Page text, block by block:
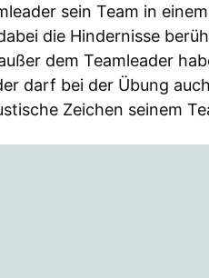
sein Team in
die Hindernisse
dem Teamleader
darf bei der Übung
Zeichen seinem